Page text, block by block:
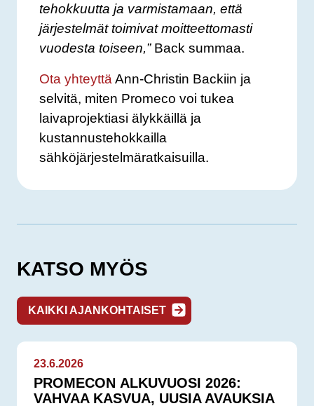
tehokkuutta ja varmistamaan, että
järjestelmät toimivat moitteettomasti
vuodesta toiseen,”Back summaa.
Ota yhteyttä Ann-Christin Backiin ja
selvitä, miten Promeco voi tukea
laivaprojektiasi älykkäillä ja
kustannustehokkailla
sähköjärjestelmäratkaisuilla.
KATSO MYÖS
KAIKKI AJANKOHTAISET
23.6.2026
PROMECON ALKUVUOSI 2026:
VAHVAA KASVUA, UUSIA AVAUKSIA